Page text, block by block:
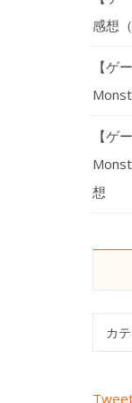
感想
【ゲ
【ゲ
想
カテ